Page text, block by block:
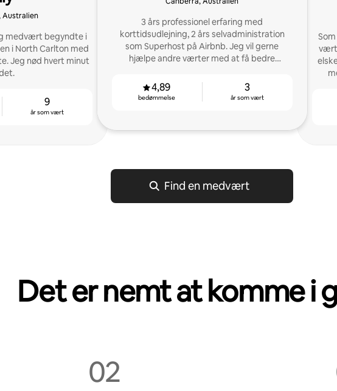
Australien
medvært begyndte i
i North Carlton med
Jeg nød hvert minut
9
år som vært
3 års professionel erfaring med
korttidsudlejning, 2 års selvadministration
som Superhost på Airbnb. Jeg vil gerne
hjælpe andre værter med at få bedre
4,89
bedømmelse
3
år som vært
vært
Find en medvært
Det er nemt at komme i
02